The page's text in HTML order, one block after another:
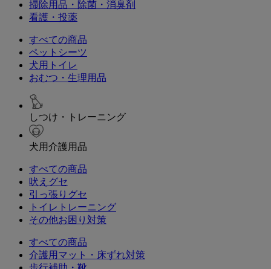
掃除用品・除菌・消臭剤
看護・投薬
すべての商品
ペットシーツ
犬用トイレ
おむつ・生理用品
しつけ・トレーニング
犬用介護用品
すべての商品
吠えグセ
引っ張りグセ
トイレトレーニング
その他お困り対策
すべての商品
介護用マット・床ずれ対策